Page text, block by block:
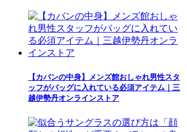
【カバンの中身】メンズ館おしゃれ男性スタ
ッフがバッグに入れている必須アイテム｜三
越伊勢丹オンラインストア